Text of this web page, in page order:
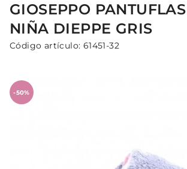
GIOSEPPO PANTUFLAS
NIÑA DIEPPE GRIS
Código artículo: 61451-32
-50%